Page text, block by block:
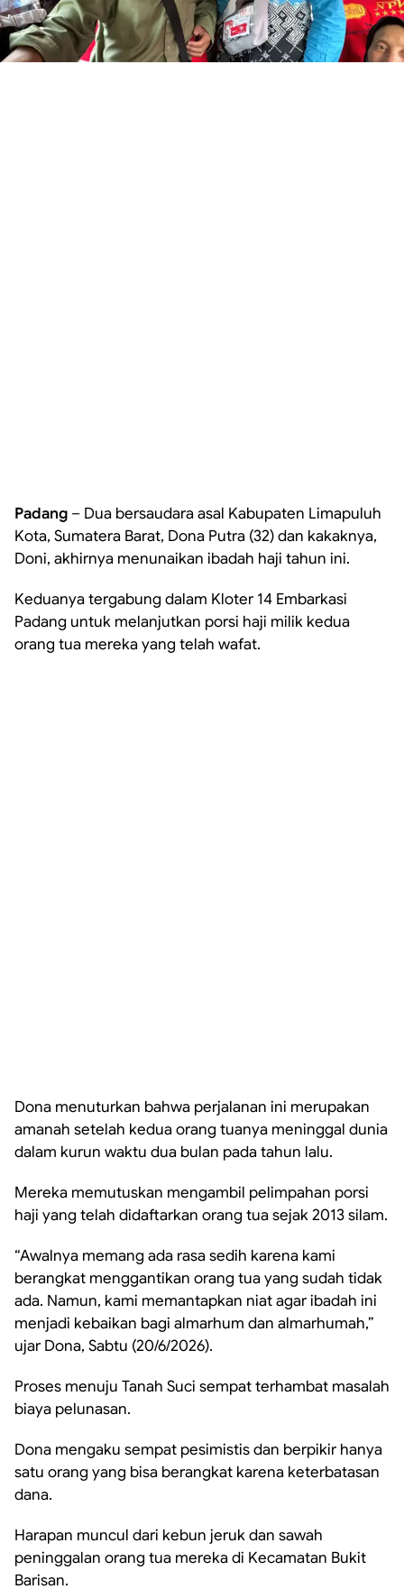
Padang – Dua bersaudara asal Kabupaten Limapuluh
Kota, Sumatera Barat, Dona Putra (32) dan kakaknya,
Doni, akhirnya menunaikan ibadah haji tahun ini.
Keduanya tergabung dalam Kloter 14 Embarkasi
Padang untuk melanjutkan porsi haji milik kedua
orang tua mereka yang telah wafat.
Dona menuturkan bahwa perjalanan ini merupakan
amanah setelah kedua orang tuanya meninggal dunia
dalam kurun waktu dua bulan pada tahun lalu.
Mereka memutuskan mengambil pelimpahan porsi
haji yang telah didaftarkan orang tua sejak 2013 silam.
“Awalnya memang ada rasa sedih karena kami
berangkat menggantikan orang tua yang sudah tidak
ada. Namun, kami memantapkan niat agar ibadah ini
menjadi kebaikan bagi almarhum dan almarhumah,”
ujar Dona, Sabtu (20/6/2026).
Proses menuju Tanah Suci sempat terhambat masalah
biaya pelunasan.
Dona mengaku sempat pesimistis dan berpikir hanya
satu orang yang bisa berangkat karena keterbatasan
dana.
Harapan muncul dari kebun jeruk dan sawah
peninggalan orang tua mereka di Kecamatan Bukit
Barisan.